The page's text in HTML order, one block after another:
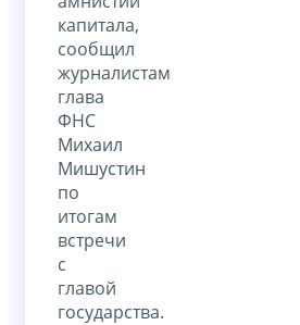
капитала,
сообщил
журналистам
глава
ФНС
Михаил
Мишустин
по
итогам
встречи
с
главой
государства.